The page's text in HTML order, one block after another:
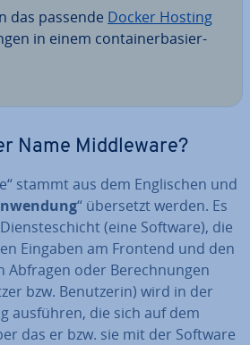
das passende Docker Hosting
in einem con­tai­ner­ba­sier­
Name Midd­le­wa­re?
stammt aus dem Eng­li­schen und
“ übersetzt werden. Es
(eine Software), die
Eingaben am Frontend und den
Abfragen oder Be­rech­nun­gen
bzw. Be­nut­ze­rin) wird in der
ausführen, die sich auf dem
das er bzw. sie mit der Software